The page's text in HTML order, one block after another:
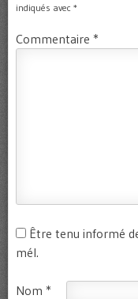
indiqués avec *
Commentaire *
Être tenu informé
mél.
Nom *